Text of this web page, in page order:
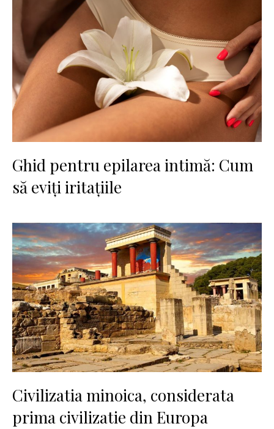
Ghid pentru epilarea intimă: Cum
să eviți iritațiile
Civilizatia minoica, considerata
prima civilizatie din Europa